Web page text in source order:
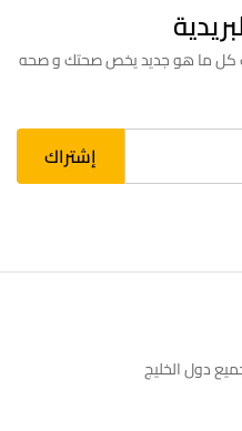
كل ما هو جديد يخص صحتك و صحه